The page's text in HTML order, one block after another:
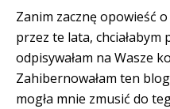
Zanim zacznę opowieść
przez te lata,
odpisywałam na Wasze
Zahibernowałam ten
mogła mnie zmusić do